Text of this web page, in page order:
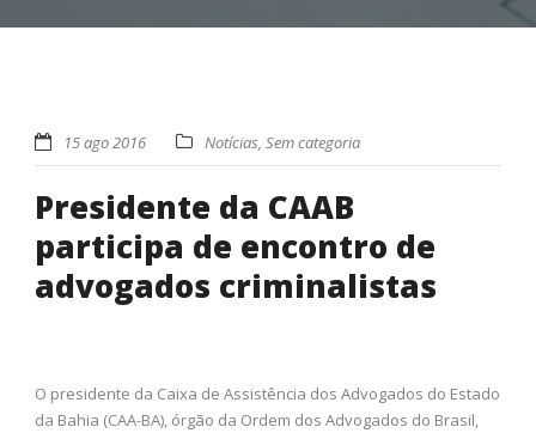
15 ago 2016 Notícias, Sem categoria
Presidente da CAAB
participa de encontro de
advogados criminalistas
O presidente da Caixa de Assistência dos Advogados do Estado
da Bahia (CAA-BA), órgão da Ordem dos Advogados do Brasil,